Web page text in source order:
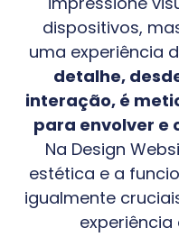
dispositivos,
uma experiência
detalhe,
interação, é
para envolver e
Na Design
estética e a
igualmente
experiência